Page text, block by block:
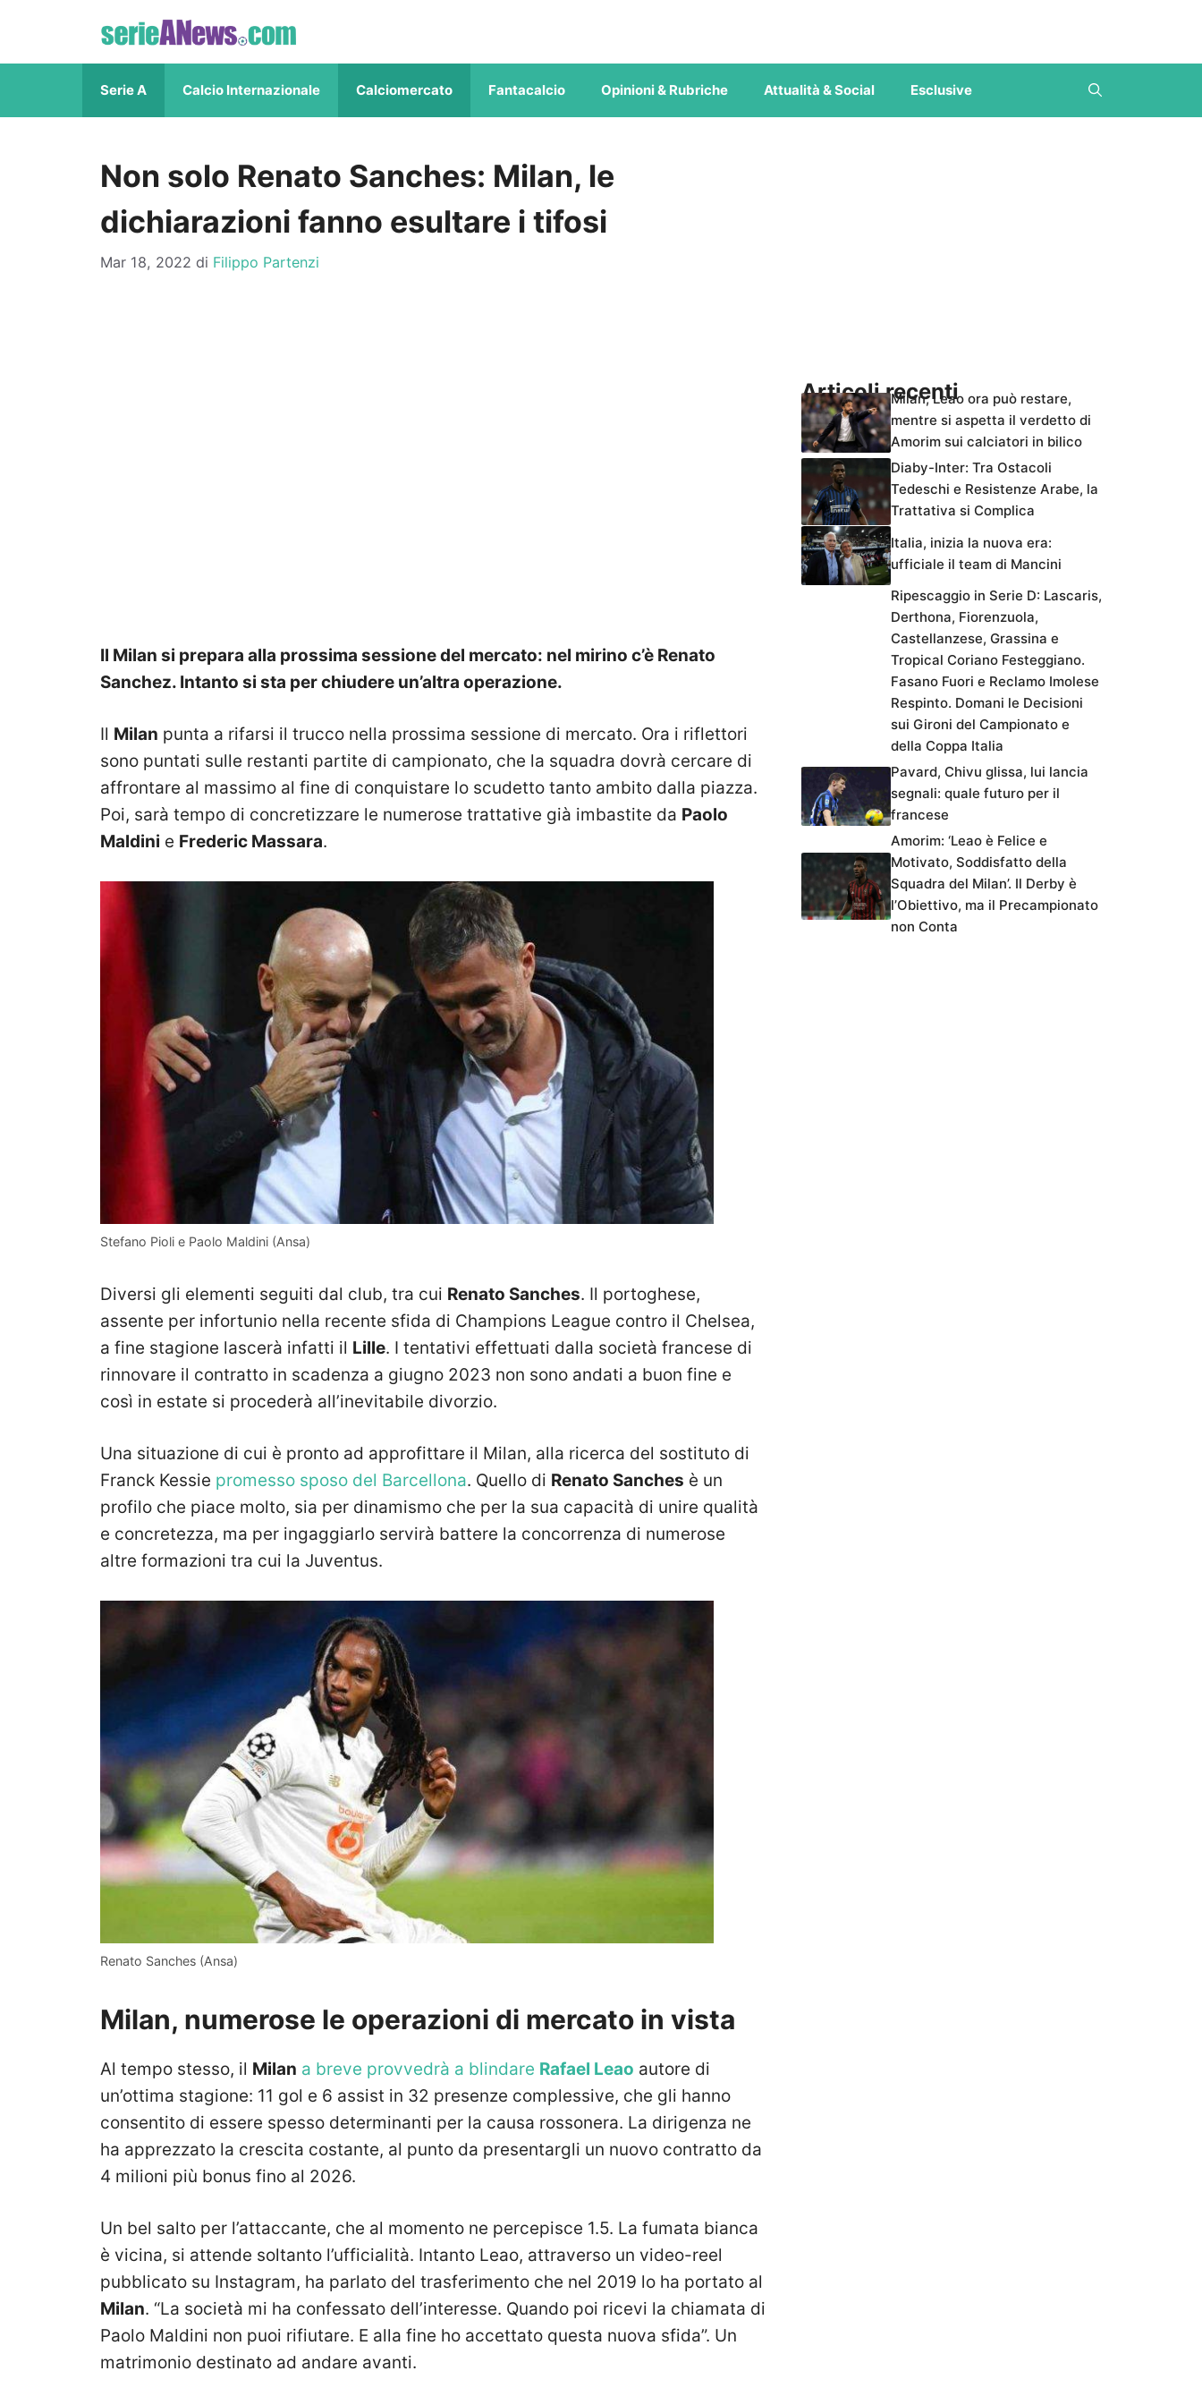
contenuto
Serie A Calcio Internazionale Calciomercato Fantacalcio Opinioni & Rubriche Attualità & Social Esclusive
Non solo Renato Sanches: Milan, le
dichiarazioni fanno esultare i tifosi
Mar 18, 2022 di Filippo Partenzi
Il Milan si prepara alla prossima sessione del mercato: nel mirino c’è Renato
Sanchez. Intanto si sta per chiudere un’altra operazione.
Il Milan punta a rifarsi il trucco nella prossima sessione di mercato. Ora i riflettori
sono puntati sulle restanti partite di campionato, che la squadra dovrà cercare di
affrontare al massimo al fine di conquistare lo scudetto tanto ambito dalla piazza.
Poi, sarà tempo di concretizzare le numerose trattative già imbastite da Paolo
Maldini e Frederic Massara.
Stefano Pioli e Paolo Maldini (Ansa)
Diversi gli elementi seguiti dal club, tra cui Renato Sanches. Il portoghese,
assente per infortunio nella recente sfida di Champions League contro il Chelsea,
a fine stagione lascerà infatti il Lille. I tentativi effettuati dalla società francese di
rinnovare il contratto in scadenza a giugno 2023 non sono andati a buon fine e
così in estate si procederà all’inevitabile divorzio.
Una situazione di cui è pronto ad approfittare il Milan, alla ricerca del sostituto di
Franck Kessie promesso sposo del Barcellona. Quello di Renato Sanches è un
profilo che piace molto, sia per dinamismo che per la sua capacità di unire qualità
e concretezza, ma per ingaggiarlo servirà battere la concorrenza di numerose
altre formazioni tra cui la Juventus.
Renato Sanches (Ansa)
Milan, numerose le operazioni di mercato in vista
Al tempo stesso, il Milan a breve provvedrà a blindare Rafael Leao autore di
un’ottima stagione: 11 gol e 6 assist in 32 presenze complessive, che gli hanno
consentito di essere spesso determinanti per la causa rossonera. La dirigenza ne
ha apprezzato la crescita costante, al punto da presentargli un nuovo contratto da
4 milioni più bonus fino al 2026.
Un bel salto per l’attaccante, che al momento ne percepisce 1.5. La fumata bianca
è vicina, si attende soltanto l’ufficialità. Intanto Leao, attraverso un video-reel
pubblicato su Instagram, ha parlato del trasferimento che nel 2019 lo ha portato al
Milan. “La società mi ha confessato dell’interesse. Quando poi ricevi la chiamata di
Paolo Maldini non puoi rifiutare. E alla fine ho accettato questa nuova sfida”. Un
matrimonio destinato ad andare avanti.
Articoli recentiMilan, Leao ora può restare,
mentre si aspetta il verdetto di
Amorim sui calciatori in bilico
Diaby-Inter: Tra Ostacoli
Tedeschi e Resistenze Arabe, la
Trattativa si Complica
Italia, inizia la nuova era:
ufficiale il team di Mancini
Ripescaggio in Serie D: Lascaris,
Derthona, Fiorenzuola,
Castellanzese, Grassina e
Tropical Coriano Festeggiano.
Fasano Fuori e Reclamo Imolese
Respinto. Domani le Decisioni
sui Gironi del Campionato e
della Coppa Italia
Pavard, Chivu glissa, lui lancia
segnali: quale futuro per il
francese
Amorim: ‘Leao è Felice e
Motivato, Soddisfatto della
Squadra del Milan’. Il Derby è
l’Obiettivo, ma il Precampionato
non Conta